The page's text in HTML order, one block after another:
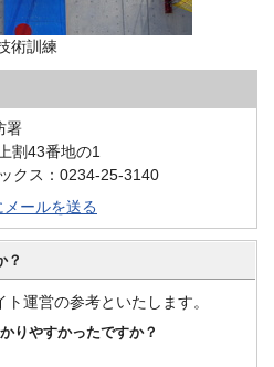
術訓練
署
割43番地の1
クス：0234-25-3140
ールを送る
？
運営の参考といたします。
りやすかったですか？